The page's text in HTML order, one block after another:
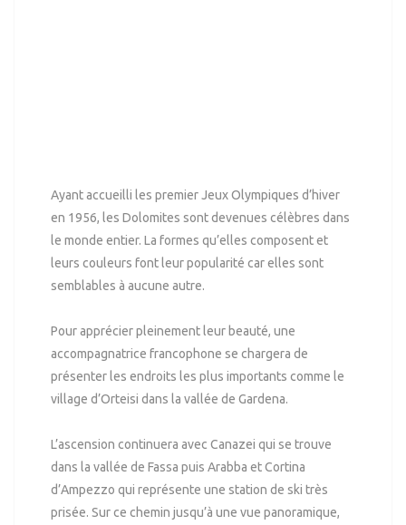
Ayant accueilli les premier Jeux Olympiques d’hiver
en 1956, les Dolomites sont devenues célèbres dans
le monde entier. La formes qu’elles composent et
leurs couleurs font leur popularité car elles sont
semblables à aucune autre.
Pour apprécier pleinement leur beauté, une
accompagnatrice francophone se chargera de
présenter les endroits les plus importants comme le
village d’Orteisi dans la vallée de Gardena.
L’ascension continuera avec Canazei qui se trouve
dans la vallée de Fassa puis Arabba et Cortina
d’Ampezzo qui représente une station de ski très
prisée. Sur ce chemin jusqu’à une vue panoramique,